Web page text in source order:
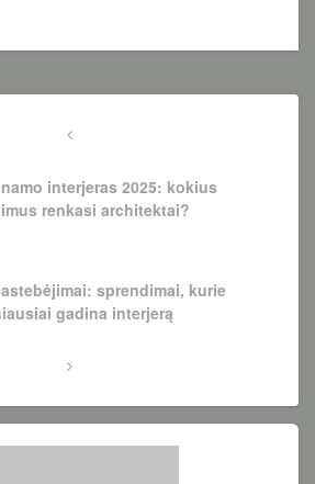
Previous
interjeras 2025: kokius
renkasi architektai?
sprendimai, kurie
gadina interjerą